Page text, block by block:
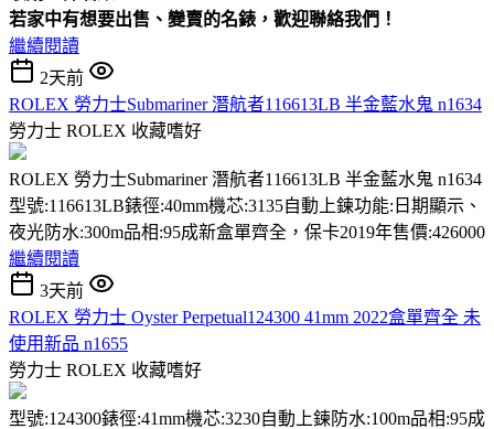
若家中有想要出售、變賣的名錶，歡迎聯絡我們！
繼續閱讀
2天前
ROLEX 勞力士Submariner 潛航者116613LB 半金藍水鬼 n1634
勞力士 ROLEX 收藏嗜好
ROLEX 勞力士Submariner 潛航者116613LB 半金藍水鬼 n1634
型號:116613LB錶徑:40mm機芯:3135自動上鍊功能:日期顯示、
夜光防水:300m品相:95成新盒單齊全，保卡2019年售價:426000
繼續閱讀
3天前
ROLEX 勞力士 Oyster Perpetual124300 41mm 2022盒單齊全 未
使用新品 n1655
勞力士 ROLEX 收藏嗜好
型號:124300錶徑:41mm機芯:3230自動上鍊防水:100m品相:95成